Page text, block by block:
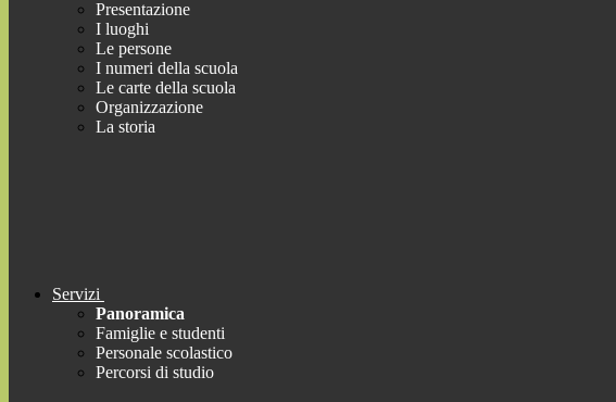
Presentazione
I luoghi
Le persone
I numeri della scuola
Le carte della scuola
Organizzazione
La storia
Servizi
Panoramica
Famiglie e studenti
Personale scolastico
Percorsi di studio